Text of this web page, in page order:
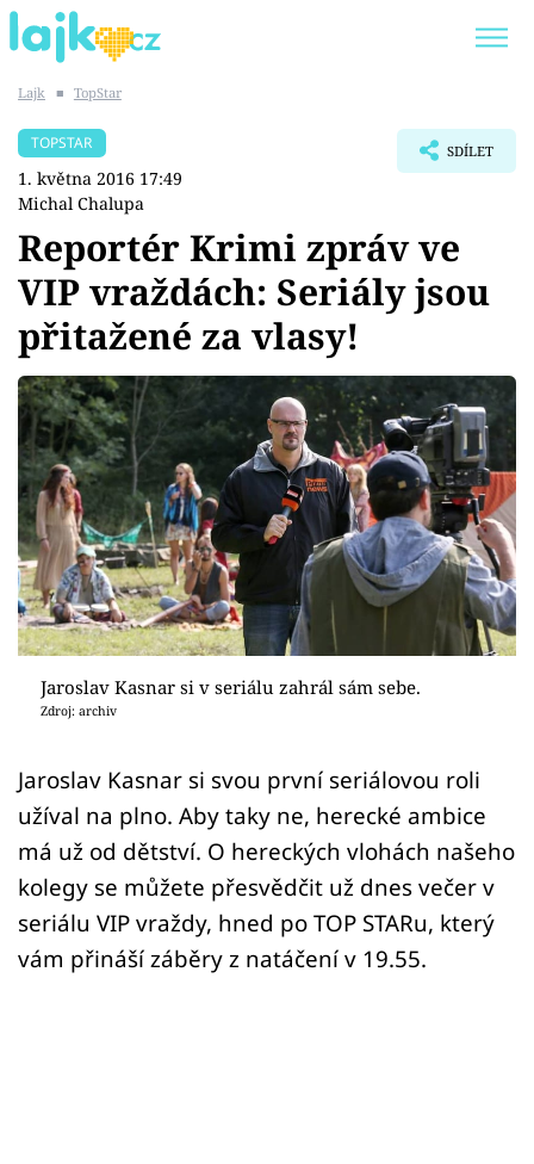
SHOPAHOLICADEL
Témata
Showbyznys
Youtubeři
Virály
Sex a vztahy
Videa
Sledujte prima+
Přihlášení
Sledujte nás
Lajk ■ TopStar
TOPSTAR
1. května 2016 17:49
Michal Chalupa
SDÍLET
Reportér Krimi zpráv ve
VIP vraždách: Seriály jsou
přitažené za vlasy!
Jaroslav Kasnar si v seriálu zahrál sám sebe.
Zdroj: archiv
Jaroslav Kasnar si svou první seriálovou roli
užíval na plno. Aby taky ne, herecké ambice
má už od dětství. O hereckých vlohách našeho
kolegy se můžete přesvědčit už dnes večer v
seriálu VIP vraždy, hned po TOP STARu, který
vám přináší záběry z natáčení v 19.55.